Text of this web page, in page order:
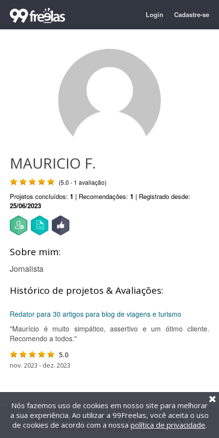
Login Cadastre-se
MAURICIO F.
(5.0 - 1 avaliação)
Projetos concluídos: 1 | Recomendações: 1 | Registrado desde:
25/06/2023
Sobre mim:
Jornalista
Histórico de projetos & Avaliações:
Redator para 30 artigos para blog de viagens e turismo
"Maurício é muito simpático, assertivo e um ótimo cliente.
Recomendo a todos."
5.0
nov. 2023 - dez. 2023
@2014-2026 99Freelas. Todos os direitos reservados.
Termos de uso| Política de privacidade
Nós fazemos uso de cookies em nosso site para melhorar
a sua experiência. Ao utilizar a 99Freelas, você aceita o uso
de cookies de acordo com a nossa política de privacidade.